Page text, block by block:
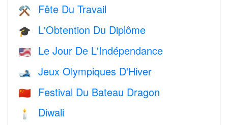
⚒️ Fête Du Travail
🎓 L'Obtention Du Diplôme
🇺🇸 Le Jour De L'Indépendance
🎿 Jeux Olympiques D'Hiver
🇨🇳 Festival Du Bateau Dragon
🕯 Diwali